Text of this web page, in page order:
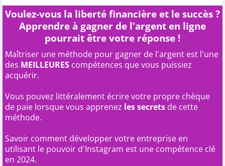
Voulez-vous la liberté financière et le succès ?
Apprendre à gagner de l'argent en ligne
pourrait être votre réponse !
Maîtriser une méthode pour gagner de l'argent est l'une
des MEILLEURES compétences que vous puissiez
acquérir.
Vous pouvez littéralement écrire votre propre chèque
de paie lorsque vous apprenez les secrets de cette
méthode.
Savoir comment développer votre entreprise en
utilisant le pouvoir d'Instagram est une compétence clé
en 2024.